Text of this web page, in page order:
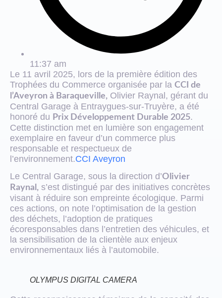
11:37 am
Le 11 avril 2025, lors de la première édition des
Trophées du Commerce organisée par la CCI de
l’Aveyron à Baraqueville, Olivier Raynal, gérant du
Central Garage à Entraygues-sur-Truyère, a été
honoré du Prix Développement Durable 2025.
Cette distinction met en lumière son engagement
exemplaire en faveur d’un commerce plus
responsable et respectueux de
l’environnement.CCI Aveyron
Le Central Garage, sous la direction d’Olivier
Raynal, s’est distingué par des initiatives concrètes
visant à réduire son empreinte écologique. Parmi
ces actions, on note l’optimisation de la gestion
des déchets, l’adoption de pratiques
écoresponsables dans l’entretien des véhicules, et
la sensibilisation de la clientèle aux enjeux
environnementaux liés à l’automobile.
OLYMPUS DIGITAL CAMERA